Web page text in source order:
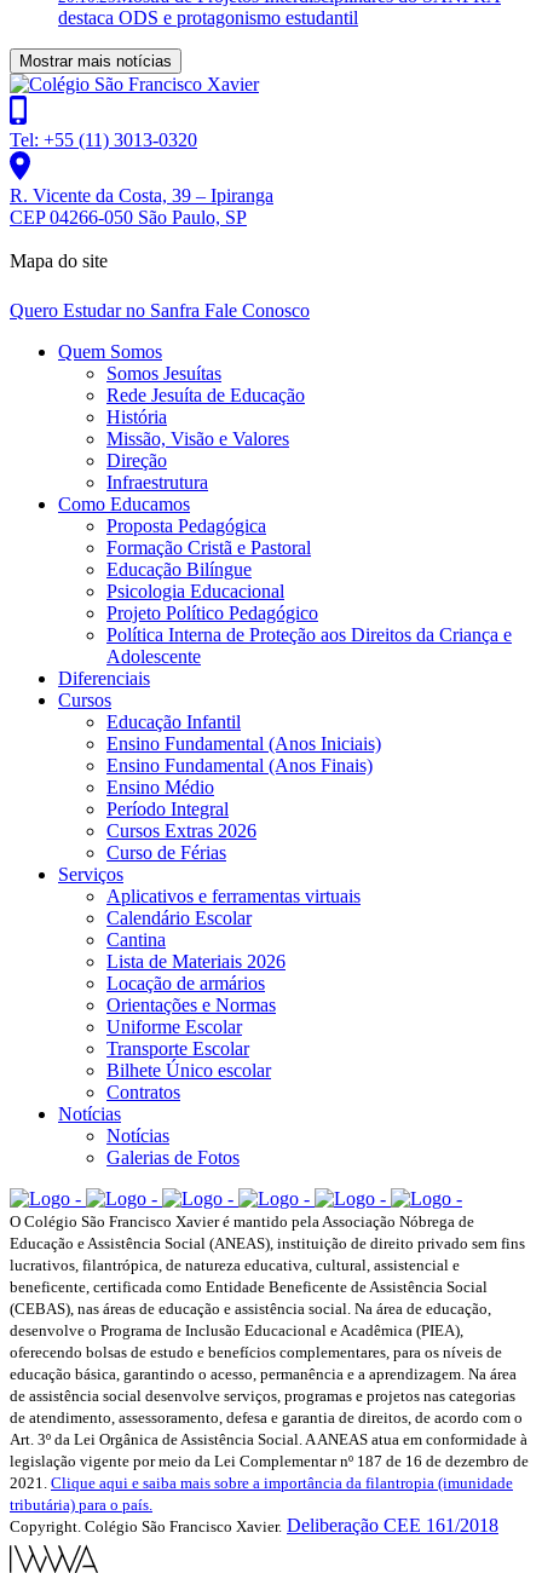
destaca ODS e protagonismo estudantil
Mostrar mais notícias
Tel: +55 (11) 3013-0320
R. Vicente da Costa, 39 – Ipiranga
CEP 04266-050 São Paulo, SP
Mapa do site
Quero Estudar no Sanfra Fale Conosco
Quem Somos
Somos Jesuítas
Rede Jesuíta de Educação
História
Missão, Visão e Valores
Direção
Infraestrutura
Como Educamos
Proposta Pedagógica
Formação Cristã e Pastoral
Educação Bilíngue
Psicologia Educacional
Projeto Político Pedagógico
Política Interna de Proteção aos Direitos da Criança e
Adolescente
Diferenciais
Cursos
Educação Infantil
Ensino Fundamental (Anos Iniciais)
Ensino Fundamental (Anos Finais)
Ensino Médio
Período Integral
Cursos Extras 2026
Curso de Férias
Serviços
Aplicativos e ferramentas virtuais
Calendário Escolar
Cantina
Lista de Materiais 2026
Locação de armários
Orientações e Normas
Uniforme Escolar
Transporte Escolar
Bilhete Único escolar
Contratos
Notícias
Notícias
Galerias de Fotos
O Colégio São Francisco Xavier é mantido pela Associação Nóbrega de
Educação e Assistência Social (ANEAS), instituição de direito privado sem fins
lucrativos, filantrópica, de natureza educativa, cultural, assistencial e
beneficente, certificada como Entidade Beneficente de Assistência Social
(CEBAS), nas áreas de educação e assistência social. Na área de educação,
desenvolve o Programa de Inclusão Educacional e Acadêmica (PIEA),
oferecendo bolsas de estudo e benefícios complementares, para os níveis de
educação básica, garantindo o acesso, permanência e a aprendizagem. Na área
de assistência social desenvolve serviços, programas e projetos nas categorias
de atendimento, assessoramento, defesa e garantia de direitos, de acordo com o
Art. 3º da Lei Orgânica de Assistência Social. A ANEAS atua em conformidade à
legislação vigente por meio da Lei Complementar nº 187 de 16 de dezembro de
2021. Clique aqui e saiba mais sobre a importância da filantropia (imunidade
tributária) para o país.
Copyright. Colégio São Francisco Xavier. Deliberação CEE 161/2018